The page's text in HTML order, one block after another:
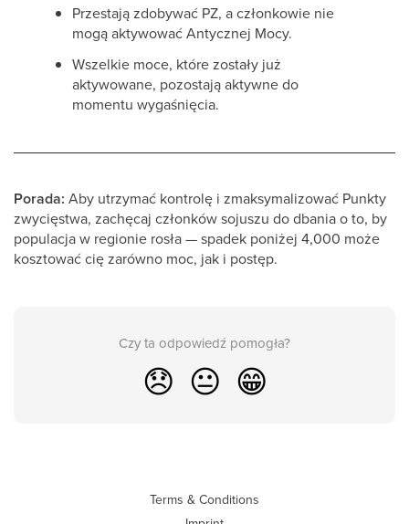
Przestają zdobywać PZ, a członkowie nie
mogą aktywować Antycznej Mocy.
Wszelkie moce, które zostały już
aktywowane, pozostają aktywne do
momentu wygaśnięcia.
Porada: Aby utrzymać kontrolę i zmaksymalizować Punkty
zwycięstwa, zachęcaj członków sojuszu do dbania o to, by
populacja w regionie rosła — spadek poniżej 4,000 może
kosztować cię zarówno moc, jak i postęp.
Czy ta odpowiedź pomogła?
😞 😐 😁
Terms & Conditions